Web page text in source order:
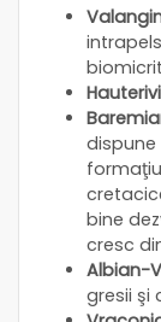
bine
cresc
Albian-
gresii şi